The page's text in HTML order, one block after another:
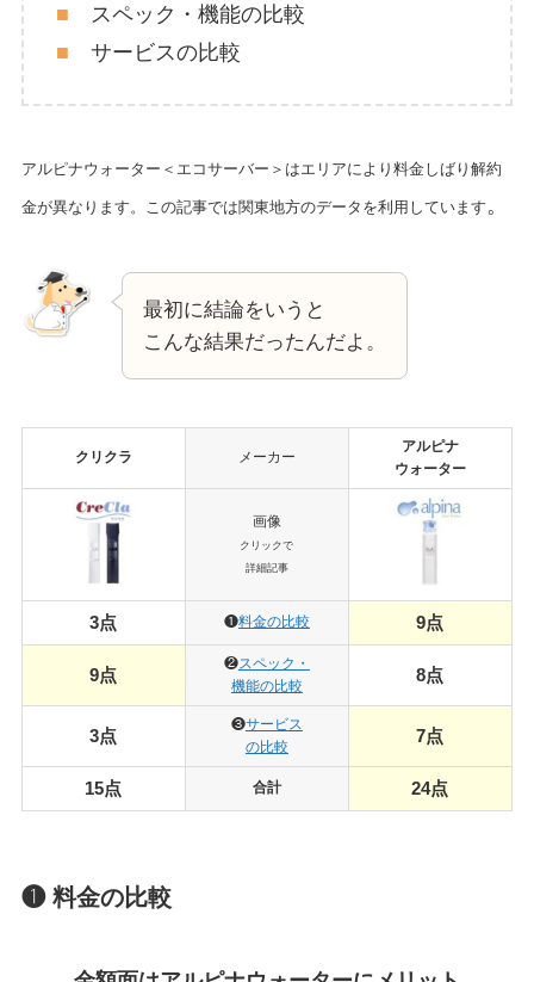
■ スペック・機能の比較
■ サービスの比較
アルピナウォーター＜エコサーバー＞はエリアにより料金しばり解約
金が異なります。この記事では関東地方のデータを利用しています。
最初に結論をいうと
こんな結果だったんだよ。
クリクラ メーカー
アルピナ
ウォーター
画像
クリックで
詳細記事
3点 ❶料金の比較 9点
9点
❷スペック・
機能の比較
8点
3点
❸サービス
の比較
7点
15点 合計 24点
❶ 料金の比較